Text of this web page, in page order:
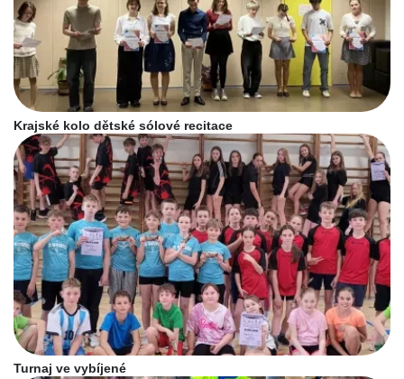
Krajské kolo dětské sólové recitace
Turnaj ve vybíjené